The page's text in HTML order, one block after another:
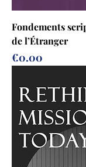
Fondements
de l’Étranger
Price
€0.00